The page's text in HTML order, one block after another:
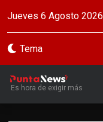
Jueves 6 Agosto 2026
Tema
Es hora de exigir más